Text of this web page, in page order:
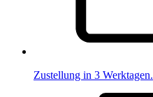
Zustellung in 3 Werktagen.